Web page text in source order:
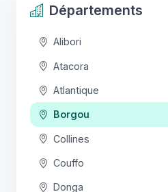
Départements
Alibori
Atacora
Atlantique
Borgou
Collines
Couffo
Donga